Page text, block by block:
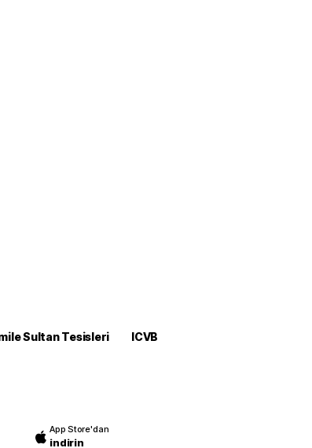
Sultan Tesisleri
ICVB
App Store'dan
indirin